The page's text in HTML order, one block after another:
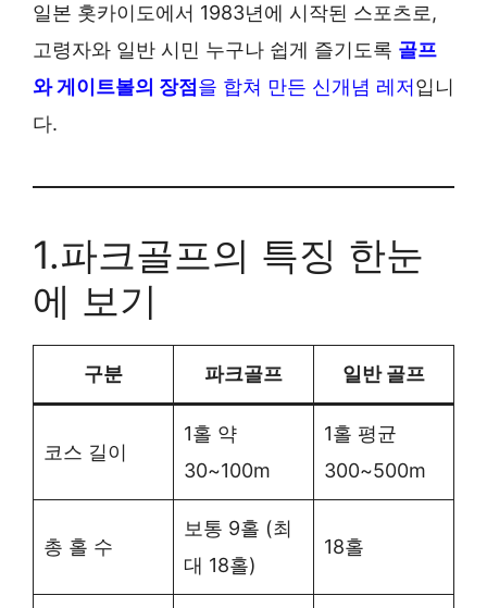
일본 홋카이도에서 1983년에 시작된 스포츠로,
고령자와 일반 시민 누구나 쉽게 즐기도록 골프
와 게이트볼의 장점 을 합쳐 만든 신개념 레저입니
다.
1.파크골프의 특징 한눈
에 보기
구분 파크골프 일반 골프
코스 길이
1홀 약
30~100m
1홀 평균
300~500m
총 홀 수
보통 9홀 (최
대 18홀)
18홀